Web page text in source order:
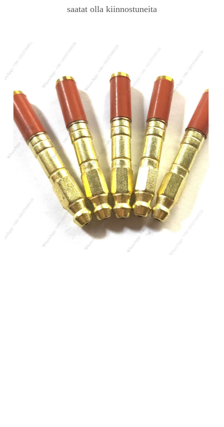
saatat olla kiinnostuneita